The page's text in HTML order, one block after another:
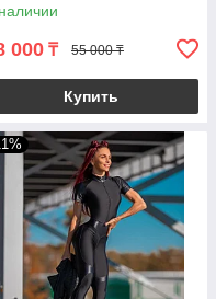
000 ₸ 55 000 ₸
Купить